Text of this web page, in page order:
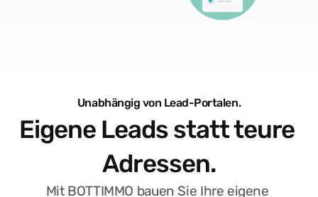
Unabhängig von Lead-Portalen.
Eigene Leads statt teure
Adressen.
Mit BOTTIMMO bauen Sie Ihre eigene